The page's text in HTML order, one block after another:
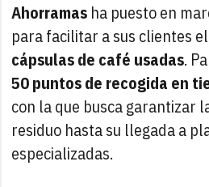
Ahorramas ha puesto en
para facilitar a sus clientes el
cápsulas de café usadas.
50 puntos de recogida en
con la que busca garantizar
residuo hasta su llegada a
especializadas.